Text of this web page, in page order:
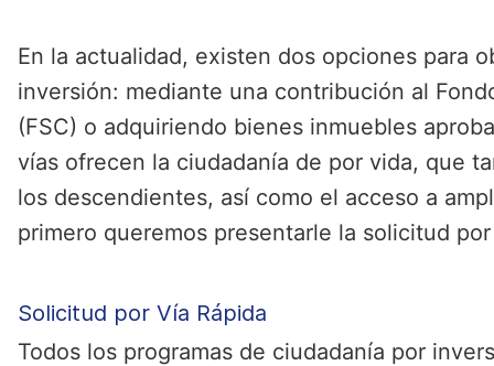
En la actualidad, existen dos opciones para
inversión: mediante una contribución al
(FSC) o adquiriendo bienes inmuebles
vías ofrecen la ciudadanía de por vida, que
los descendientes, así como el acceso a
primero queremos presentarle la solicitud
Solicitud por Vía Rápida
Todos los programas de ciudadanía por